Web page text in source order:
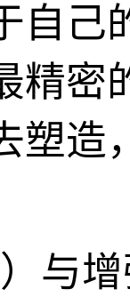
自己
精密
塑造
与